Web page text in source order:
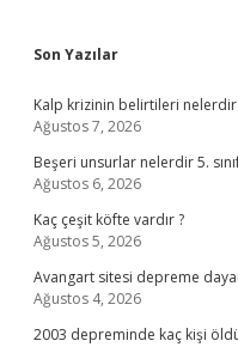
Sidebar
Son Yazılar
Kalp krizinin belirtileri nelerdir
Ağustos 7, 2026
Beşeri unsurlar nelerdir 5.
Ağustos 6, 2026
Kaç çeşit köfte vardır ?
Ağustos 5, 2026
Avangart sitesi depreme
Ağustos 4, 2026
2003 depreminde kaç kişi